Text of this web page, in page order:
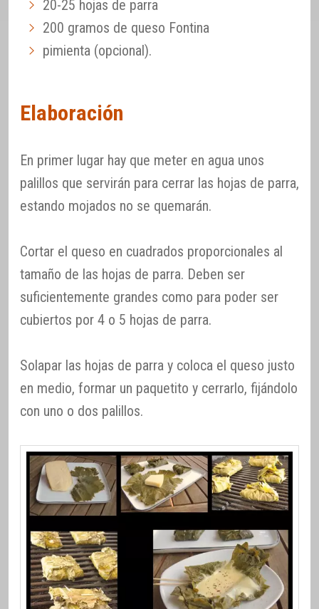
20-25 hojas de parra
200 gramos de queso Fontina
pimienta (opcional).
Elaboración
En primer lugar hay que meter en agua unos
palillos que servirán para cerrar las hojas de parra,
estando mojados no se quemarán.
Cortar el queso en cuadrados proporcionales al
tamaño de las hojas de parra. Deben ser
suficientemente grandes como para poder ser
cubiertos por 4 o 5 hojas de parra.
Solapar las hojas de parra y coloca el queso justo
en medio, formar un paquetito y cerrarlo, fijándolo
con uno o dos palillos.